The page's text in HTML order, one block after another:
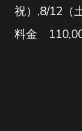
祝）,8/12（
料金